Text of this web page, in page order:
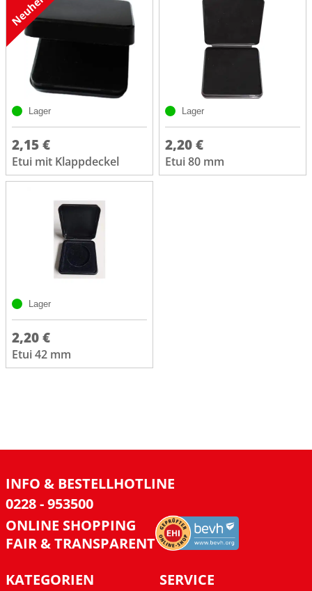
Lager
2,15 €
Etui mit Klappdeckel
Lager
2,20 €
Etui 80 mm
Lager
2,20 €
Etui 42 mm
INFO & BESTELLHOTLINE
0228 - 953500
ONLINE SHOPPING
FAIR & TRANSPARENT
KATEGORIEN
SERVICE